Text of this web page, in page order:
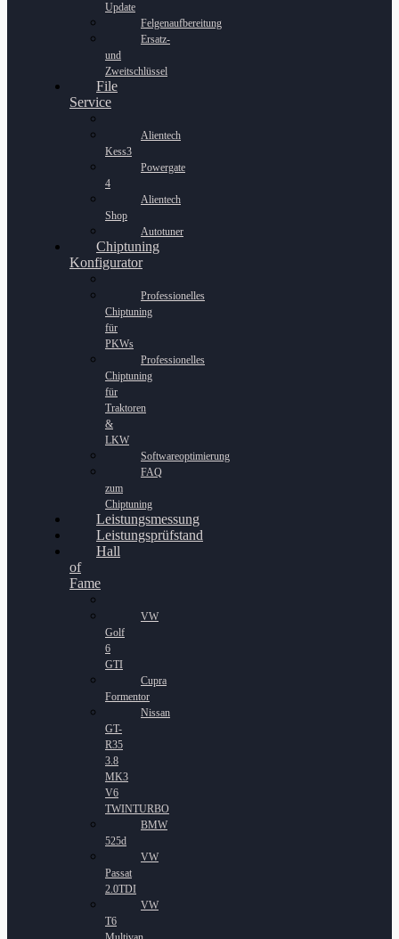
Update
Felgenaufbereitung
Ersatz-
und
Zweitschlüssel
File
Service
Alientech
Kess3
Powergate
4
Alientech
Shop
Autotuner
Chiptuning
Konfigurator
Professionelles
Chiptuning
für
PKWs
Professionelles
Chiptuning
für
Traktoren
&
LKW
Softwareoptimierung
FAQ
zum
Chiptuning
Leistungsmessung
Leistungsprüfstand
Hall
of
Fame
VW
Golf
6
GTI
Cupra
Formentor
Nissan
GT-
R35
3.8
MK3
V6
TWINTURBO
BMW
525d
VW
Passat
2.0TDI
VW
T6